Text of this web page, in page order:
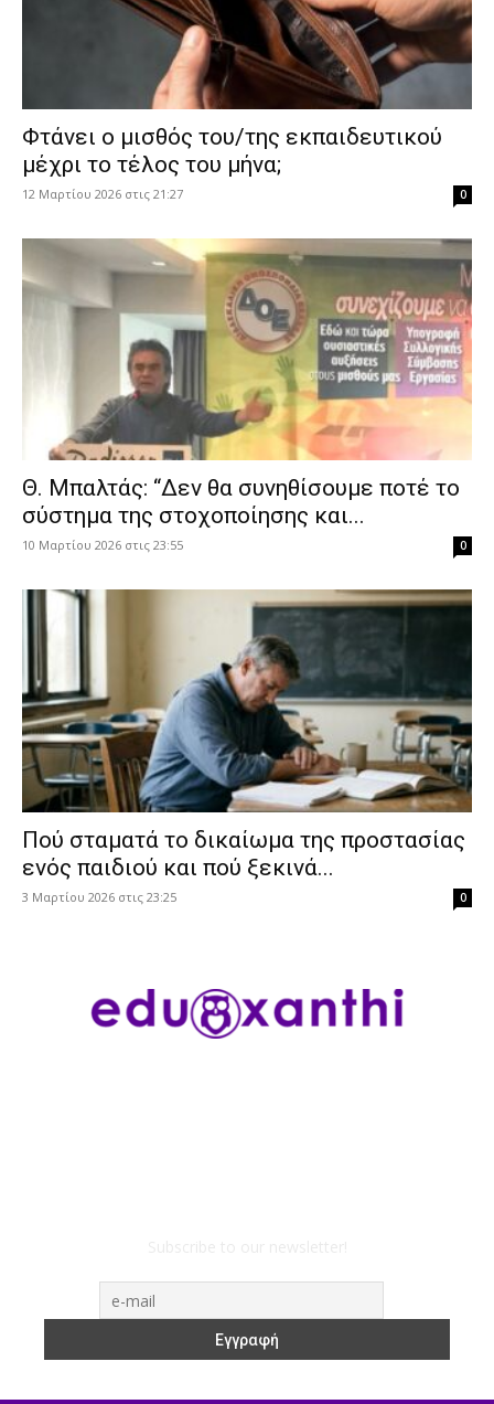
Φτάνει ο μισθός του/της εκπαιδευτικού
μέχρι το τέλος του μήνα;
12 Μαρτίου 2026 στις 21:27 0
Θ. Μπαλτάς: “Δεν θα συνηθίσουμε ποτέ το
σύστημα της στοχοποίησης και...
10 Μαρτίου 2026 στις 23:55 0
Πού σταματά το δικαίωμα της προστασίας
ενός παιδιού και πού ξεκινά...
3 Μαρτίου 2026 στις 23:25 0